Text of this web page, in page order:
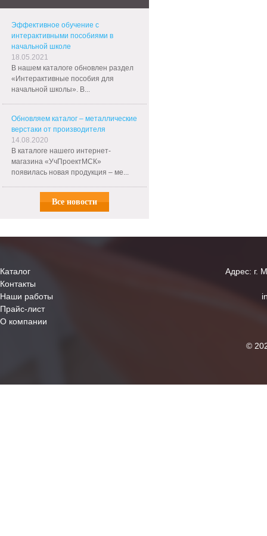
Эффективное обучение с
интерактивными пособиями в
начальной школе
18.05.2021
В нашем каталоге обновлен раздел
«Интерактивные пособия для
начальной школы». В...
Обновляем каталог – металлические
верстаки от производителя
14.08.2020
В каталоге нашего интернет-
магазина «УчПроектМСК»
появилась новая продукция – ме...
Все новости
Каталог
Контакты
Наши работы
Прайс-лист
О компании
Адрес: г.
©